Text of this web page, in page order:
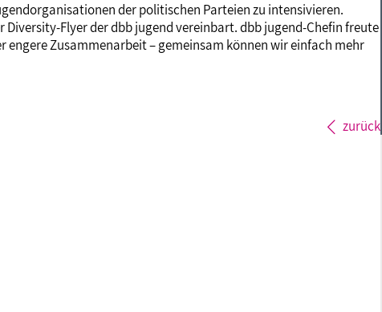
der politischen Parteien zu intensivieren.
Flyer der dbb jugend vereinbart. dbb jugend-Chefin freute
engere Zusammenarbeit – gemeinsam können wir einfach mehr
zurück